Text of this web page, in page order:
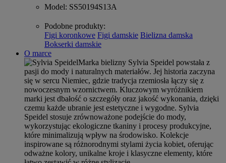
Model: SS50194S13A
Podobne produkty:
Figi koronkowe Figi damskie Bielizna damska
Bokserki damskie
O marce
Marka bielizny Sylvia Speidel powstała z
pasji do mody i naturalnych materiałów. Jej historia zaczyna
się w sercu Niemiec, gdzie tradycja rzemiosła łączy się z
nowoczesnym wzornictwem. Kluczowym wyróżnikiem
marki jest dbałość o szczegóły oraz jakość wykonania, dzięki
czemu każde ubranie jest estetyczne i wygodne. Sylvia
Speidel stosuje zrównoważone podejście do mody,
wykorzystując ekologiczne tkaniny i procesy produkcyjne,
które minimalizują wpływ na środowisko. Kolekcje
inspirowane są różnorodnymi stylami życia kobiet, oferując
odważne kolory, unikalne kroje i klasyczne elementy, które